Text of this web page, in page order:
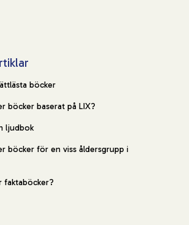
böcker
böcker baserat på LIX?
ljudbok
böcker för en viss åldersgrupp i
faktaböcker?